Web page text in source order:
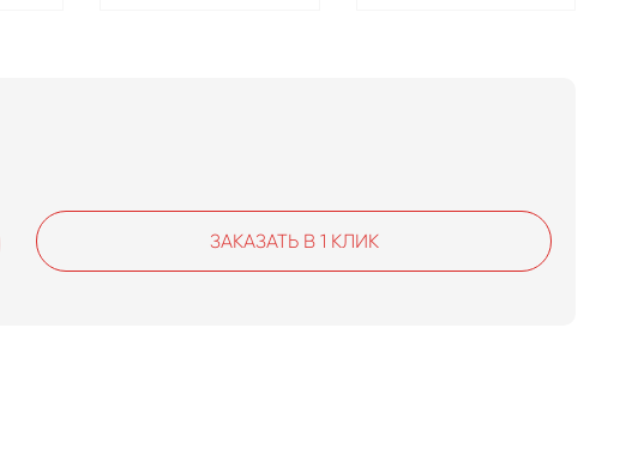
ЗАКАЗАТЬ В 1 КЛИК